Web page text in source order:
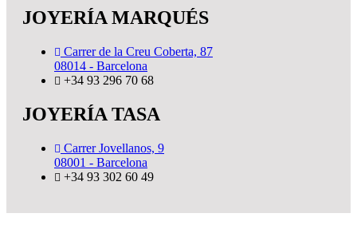
JOYERÍA MARQUÉS
Carrer de la Creu Coberta, 87
08014 - Barcelona
+34 93 296 70 68
JOYERÍA TASA
Carrer Jovellanos, 9
08001 - Barcelona
+34 93 302 60 49